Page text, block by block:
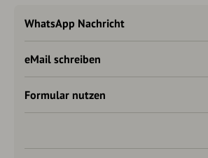
WhatsApp Nachricht
eMail schreiben
Formular nutzen